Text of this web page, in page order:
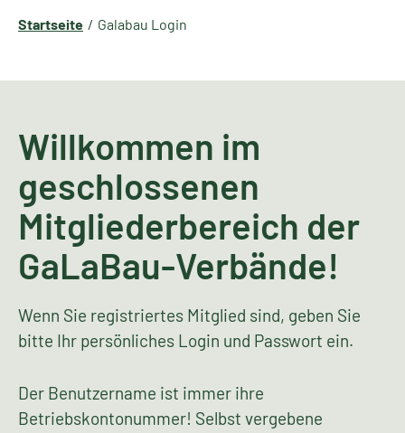
Startseite Galabau Login
Willkommen im
geschlossenen
Mitgliederbereich der
GaLaBau-Verbände!
Wenn Sie registriertes Mitglied sind, geben Sie
bitte Ihr persönliches Login und Passwort ein.
Der Benutzername ist immer ihre
Betriebskontonummer! Selbst vergebene